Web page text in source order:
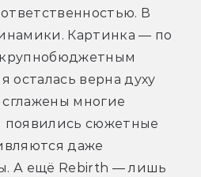
В
Картинка — по
осталась верна духу
многие
сюжетные
даже
А ещё Rebirth — лишь